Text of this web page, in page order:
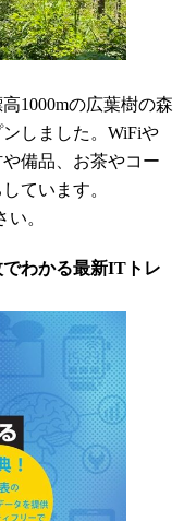
1000mの広葉樹の森
しました。WiFiや
備品、お茶やコー
ています。
い。
わかる最新ITトレ